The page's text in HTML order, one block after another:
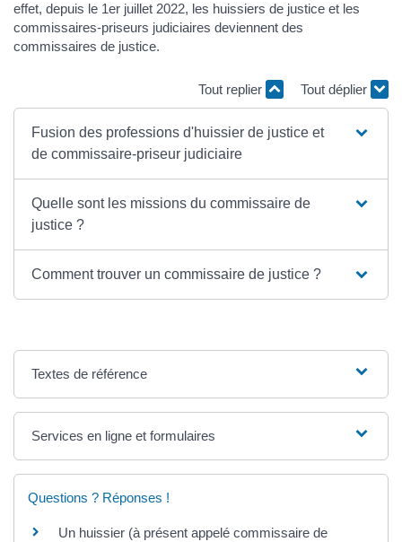
effet, depuis le 1er juillet 2022, les huissiers de justice et les
commissaires-priseurs judiciaires deviennent des
commissaires de justice.
Tout replier Tout déplier
Fusion des professions d'huissier de justice et
de commissaire-priseur judiciaire
Quelle sont les missions du commissaire de
justice ?
Comment trouver un commissaire de justice ?
Textes de référence
Services en ligne et formulaires
Questions ? Réponses !
Un huissier (à présent appelé commissaire de